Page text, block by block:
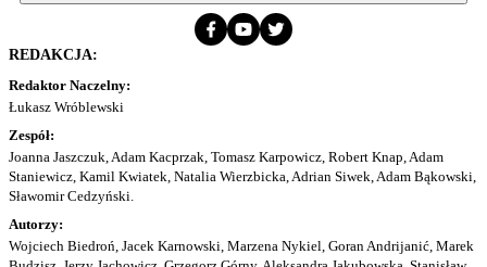
REDAKCJA:
Redaktor Naczelny:
Łukasz Wróblewski
Zespół:
Joanna Jaszczuk, Adam Kacprzak, Tomasz Karpowicz, Robert Knap, Adam
Staniewicz, Kamil Kwiatek, Natalia Wierzbicka, Adrian Siwek, Adam Bąkowski,
Sławomir Cedzyński.
Autorzy:
Wojciech Biedroń, Jacek Karnowski, Marzena Nykiel, Goran Andrijanić, Marek